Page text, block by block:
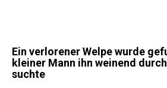
Ein verlorener Welpe wurde
kleiner Mann ihn weinend
suchte